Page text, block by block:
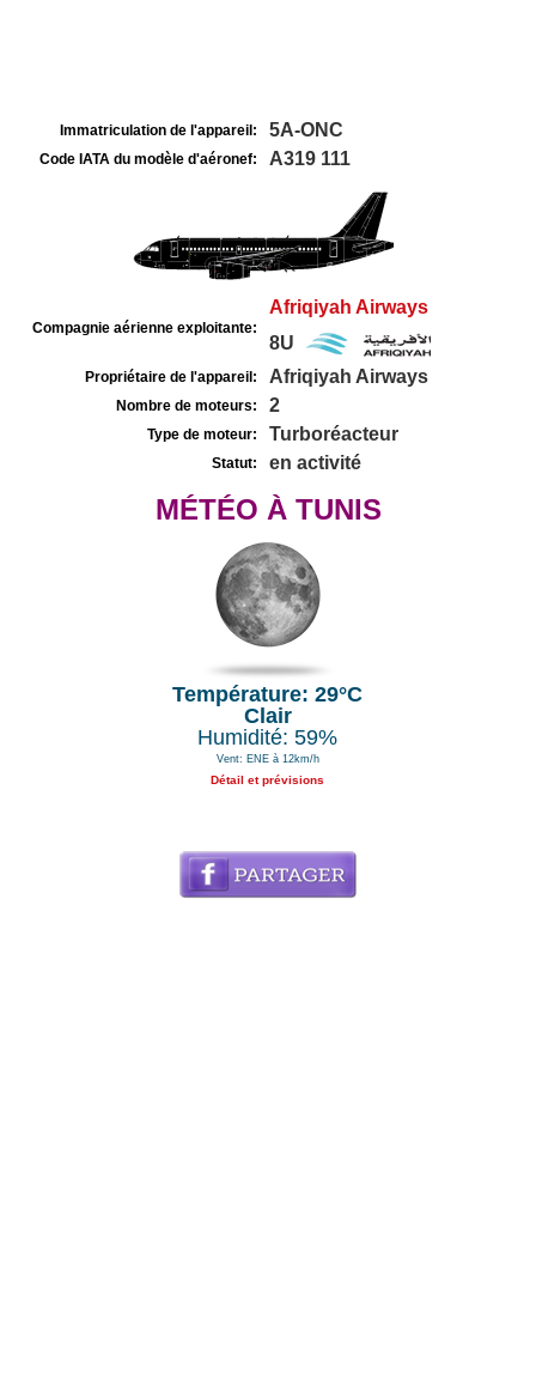
Immatriculation de l'appareil: 5A-ONC
Code IATA du modèle d'aéronef: A319 111
Compagnie aérienne exploitante:
Afriqiyah Airways
8U
Propriétaire de l'appareil: Afriqiyah Airways
Nombre de moteurs: 2
Type de moteur: Turboréacteur
Statut: en activité
MÉTÉO À TUNIS
Température: 29°C
Clair
Humidité: 59%
Vent: ENE à 12km/h
Détail et prévisions